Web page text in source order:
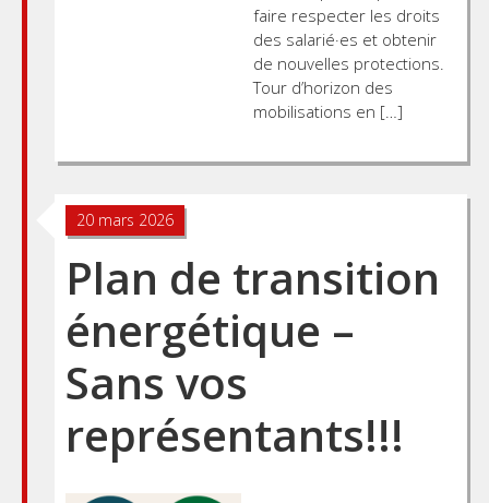
faire respecter les droits
des salarié·es et obtenir
de nouvelles protections.
Tour d’horizon des
mobilisations en […]
20 mars 2026
Plan de transition
énergétique –
Sans vos
représentants!!!